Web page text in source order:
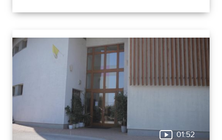
odchode.
01:52